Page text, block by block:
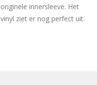
originele innersleeve. Het
vinyl ziet er nog perfect uit.